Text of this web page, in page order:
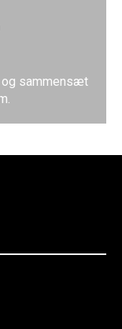
og sammensæt